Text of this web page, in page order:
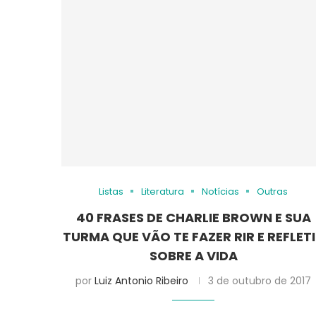
Listas Literatura Notícias Outras
40 FRASES DE CHARLIE BROWN E SUA
TURMA QUE VÃO TE FAZER RIR E
SOBRE A VIDA
porLuiz Antonio Ribeiro 3 de outubro de 2017